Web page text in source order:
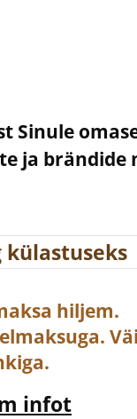
ja brändide
külastuseks
hiljem.
.
infot